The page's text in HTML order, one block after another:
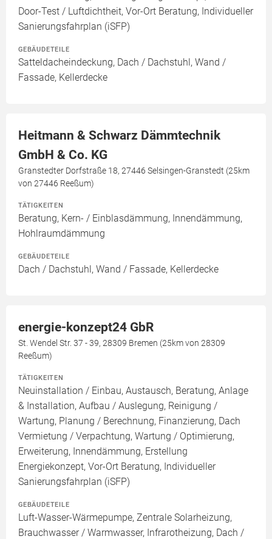
Door-Test / Luftdichtheit, Vor-Ort Beratung, Individueller
Sanierungsfahrplan (iSFP)
GEBÄUDETEILE
Satteldacheindeckung, Dach / Dachstuhl, Wand /
Fassade, Kellerdecke
Heitmann & Schwarz Dämmtechnik
GmbH & Co. KG
Granstedter Dorfstraße 18, 27446 Selsingen-Granstedt (25km
von 27446 Reeßum)
TÄTIGKEITEN
Beratung, Kern- / Einblasdämmung, Innendämmung,
Hohlraumdämmung
GEBÄUDETEILE
Dach / Dachstuhl, Wand / Fassade, Kellerdecke
energie-konzept24 GbR
St. Wendel Str. 37 - 39, 28309 Bremen (25km von 28309
Reeßum)
TÄTIGKEITEN
Neuinstallation / Einbau, Austausch, Beratung, Anlage
& Installation, Aufbau / Auslegung, Reinigung /
Wartung, Planung / Berechnung, Finanzierung, Dach
Vermietung / Verpachtung, Wartung / Optimierung,
Erweiterung, Innendämmung, Erstellung
Energiekonzept, Vor-Ort Beratung, Individueller
Sanierungsfahrplan (iSFP)
GEBÄUDETEILE
Luft-Wasser-Wärmepumpe, Zentrale Solarheizung,
Brauchwasser / Warmwasser, Infrarotheizung, Dach /